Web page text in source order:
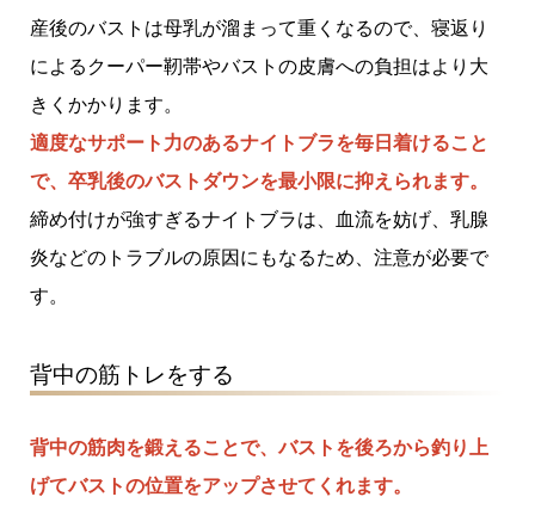
産後のバストは母乳が溜まって重くなるので、寝返り
によるクーパー靭帯やバストの皮膚への負担はより大
きくかかります。
適度なサポート力のあるナイトブラを毎日着けること
で、卒乳後のバストダウンを最小限に抑えられます。
締め付けが強すぎるナイトブラは、血流を妨げ、乳腺
炎などのトラブルの原因にもなるため、注意が必要で
す。
背中の筋トレをする
背中の筋肉を鍛えることで、バストを後ろから釣り上
げてバストの位置をアップさせてくれます。